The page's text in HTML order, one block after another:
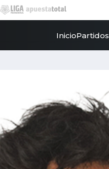
InicioPartidos